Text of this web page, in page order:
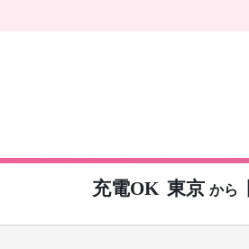
充電OK 東京 から